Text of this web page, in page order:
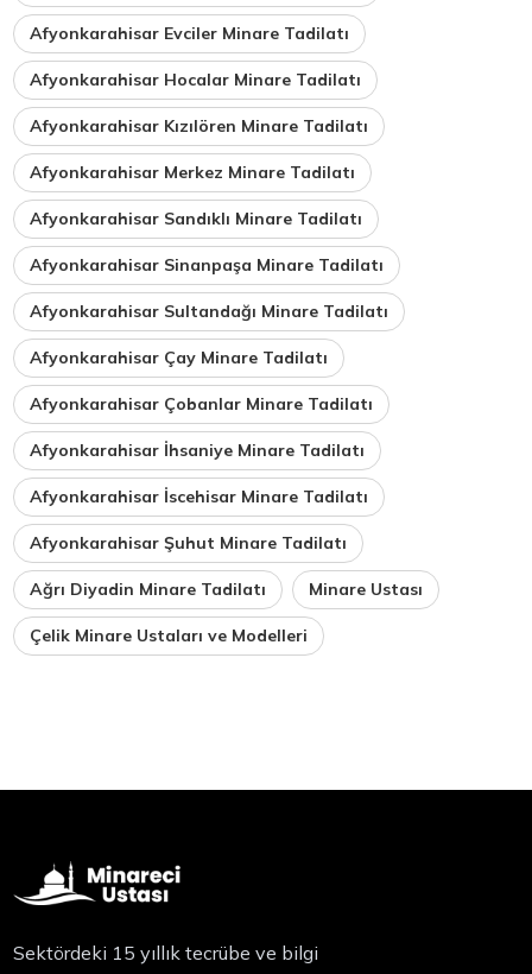
Afyonkarahisar Evciler Minare Tadilatı
Afyonkarahisar Hocalar Minare Tadilatı
Afyonkarahisar Kızılören Minare Tadilatı
Afyonkarahisar Merkez Minare Tadilatı
Afyonkarahisar Sandıklı Minare Tadilatı
Afyonkarahisar Sinanpaşa Minare Tadilatı
Afyonkarahisar Sultandağı Minare Tadilatı
Afyonkarahisar Çay Minare Tadilatı
Afyonkarahisar Çobanlar Minare Tadilatı
Afyonkarahisar İhsaniye Minare Tadilatı
Afyonkarahisar İscehisar Minare Tadilatı
Afyonkarahisar Şuhut Minare Tadilatı
Ağrı Diyadin Minare Tadilatı Minare Ustası
Çelik Minare Ustaları ve Modelleri
Sektördeki 15 yıllık tecrübe ve bilgi